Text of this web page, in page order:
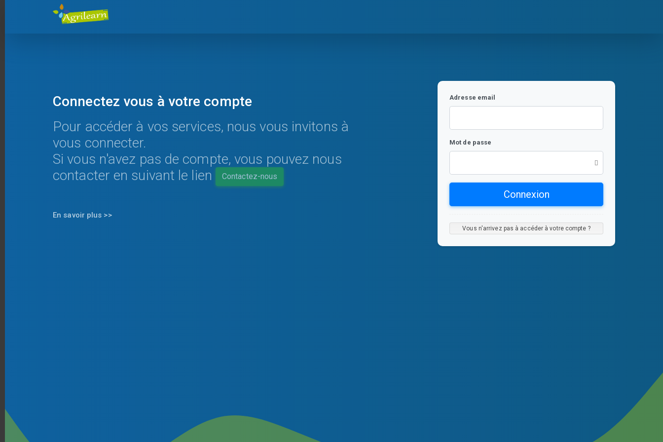
Connectez vous à votre compte
Pour accéder à vos services, nous vous invitons à
vous connecter.
Si vous n'avez pas de compte, vous pouvez nous
contacter en suivant le lien
Contactez-nous
En savoir plus >>
Adresse email
Mot de passe
Connexion
Vous n'arrivez pas à accéder à votre compte ?